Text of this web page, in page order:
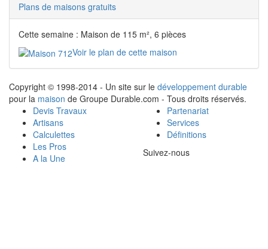
Plans de maisons gratuits
Cette semaine : Maison de 115 m², 6 pièces
Voir le plan de cette maison
Copyright © 1998-2014 - Un site sur le développement durable
pour la maison de Groupe Durable.com - Tous droits réservés.
Devis Travaux
Artisans
Calculettes
Les Pros
A la Une
Partenariat
Services
Définitions
Suivez-nous